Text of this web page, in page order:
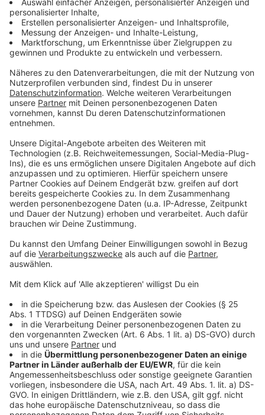
Stars wie Adele oder Ed Sheeran geschrieben und
produziert hat, ist nun wieder zurück bei seiner
Herzensangelegenheit - als Sänger für One Republic
die Herzen vieler junger und auch älterer Fans wieder
Anzeige
Wir benötigen Ihre
Zustimmung, um den YouTube
Video-Service zu laden!
Wir verwenden einen Service eines
Drittanbieters, um Videoinhalte
Daten zu Ihren Aktivitäten
Details durch und stimmen Sie der
Nutzung des Service zu, um dieses
Video anzusehen.
Mehr Informationen
Akzeptieren
One Republic - Run
Anzeige